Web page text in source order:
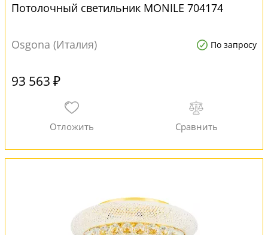
Потолочный светильник MONILE 704174
Osgona (Италия) По запросу
93 563 ₽